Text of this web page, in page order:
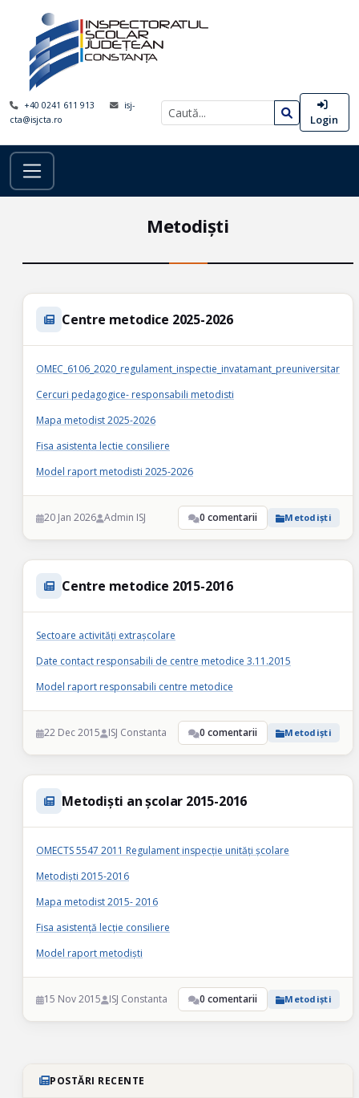
+40 0241 611 913
isj-
cta@isjcta.ro
Login
Metodiști
Centre metodice 2025-2026
OMEC_6106_2020_regulament_inspectie_invatamant_preuniversitar
Cercuri pedagogice- responsabili metodisti
Mapa metodist 2025-2026
Fisa asistenta lectie consiliere
Model raport metodisti 2025-2026
20 Jan 2026 Admin ISJ 0 comentarii Metodiști
Centre metodice 2015-2016
Sectoare activități extrașcolare
Date contact responsabili de centre metodice 3.11.2015
Model raport responsabili centre metodice
22 Dec 2015 ISJ Constanta 0 comentarii Metodiști
Metodiști an școlar 2015-2016
OMECTS 5547 2011 Regulament inspecție unități școlare
Metodiști 2015-2016
Mapa metodist 2015- 2016
Fisa asistență lecție consiliere
Model raport metodiști
15 Nov 2015 ISJ Constanta 0 comentarii Metodiști
POSTĂRI RECENTE